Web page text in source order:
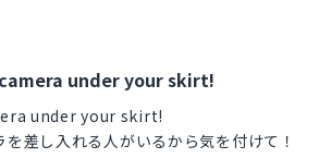
under your skirt!
under your skirt!
差し入れる人がいるから気を付けて！